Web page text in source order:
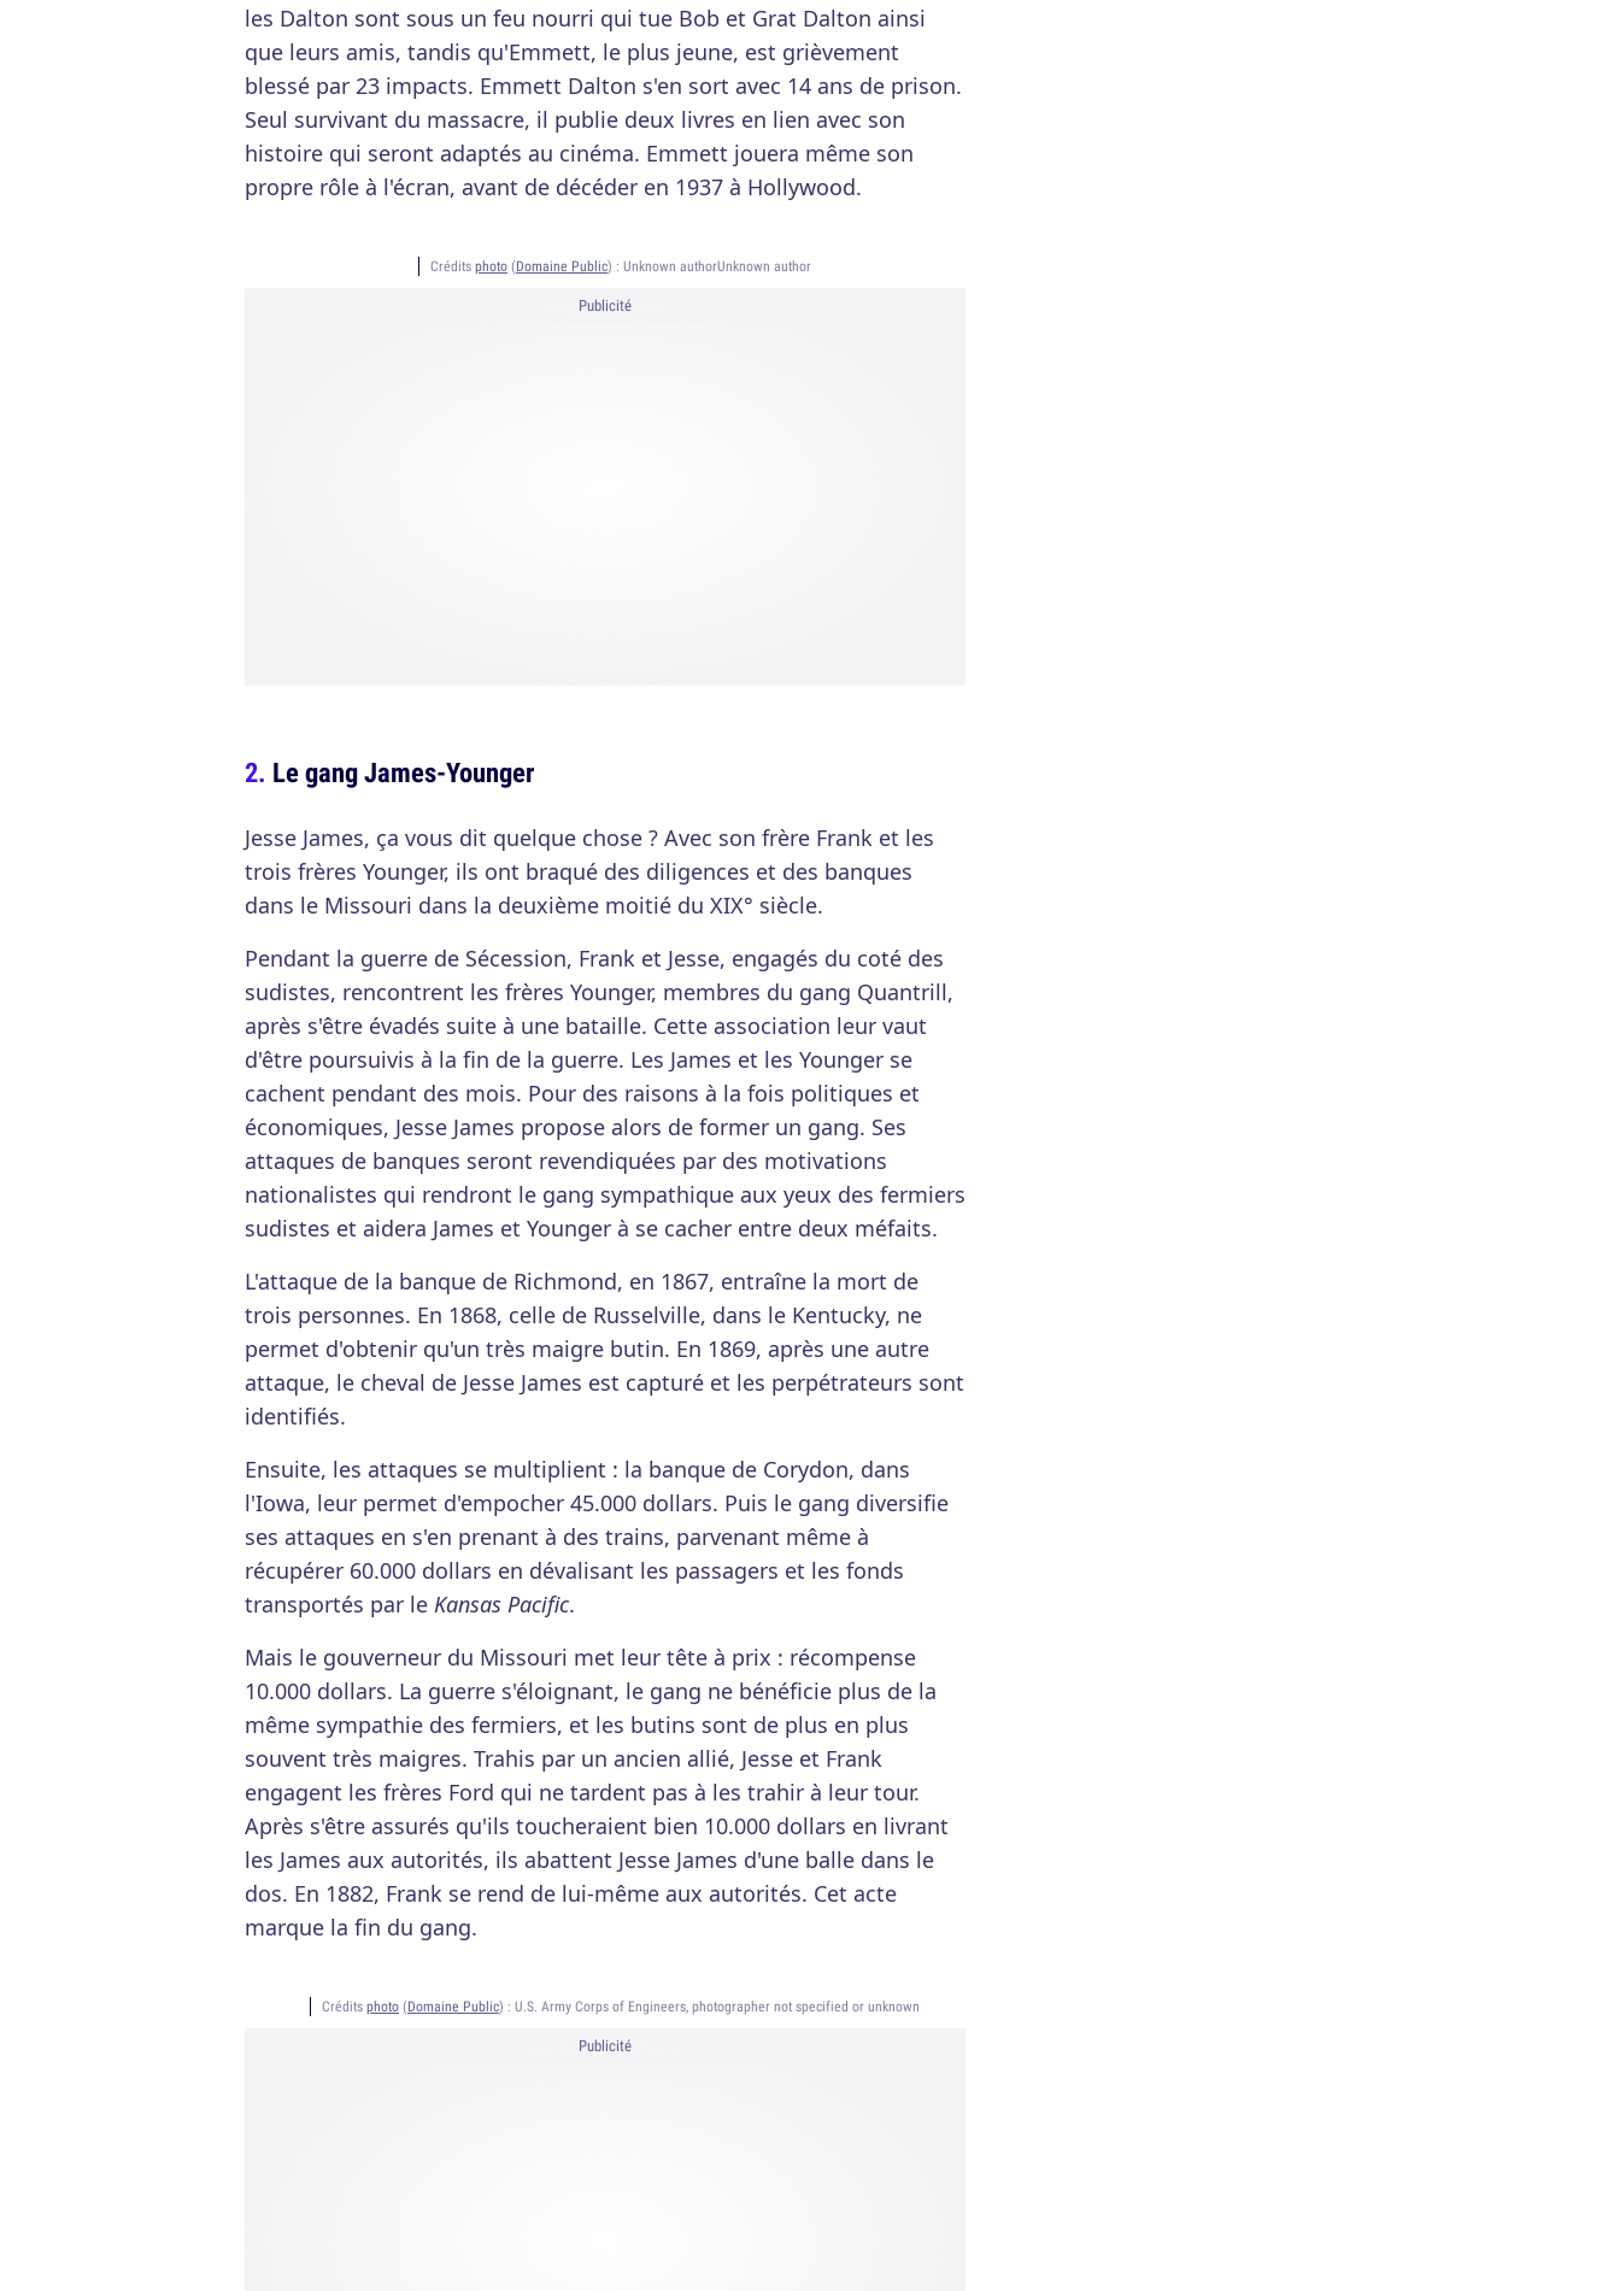
les Dalton sont sous un feu nourri qui tue Bob et Grat Dalton ainsi
que leurs amis, tandis qu'Emmett, le plus jeune, est grièvement
blessé par 23 impacts. Emmett Dalton s'en sort avec 14 ans de prison.
Seul survivant du massacre, il publie deux livres en lien avec son
histoire qui seront adaptés au cinéma. Emmett jouera même son
propre rôle à l'écran, avant de décéder en 1937 à Hollywood.
Crédits photo (Domaine Public) : Unknown authorUnknown author
Publicité
Le gang James-Younger
Jesse James, ça vous dit quelque chose ? Avec son frère Frank et les
trois frères Younger, ils ont braqué des diligences et des banques
dans le Missouri dans la deuxième moitié du XIX° siècle.
Pendant la guerre de Sécession, Frank et Jesse, engagés du coté des
sudistes, rencontrent les frères Younger, membres du gang Quantrill,
après s'être évadés suite à une bataille. Cette association leur vaut
d'être poursuivis à la fin de la guerre. Les James et les Younger se
cachent pendant des mois. Pour des raisons à la fois politiques et
économiques, Jesse James propose alors de former un gang. Ses
attaques de banques seront revendiquées par des motivations
nationalistes qui rendront le gang sympathique aux yeux des fermiers
sudistes et aidera James et Younger à se cacher entre deux méfaits.
L'attaque de la banque de Richmond, en 1867, entraîne la mort de
trois personnes. En 1868, celle de Russelville, dans le Kentucky, ne
permet d'obtenir qu'un très maigre butin. En 1869, après une autre
attaque, le cheval de Jesse James est capturé et les perpétrateurs sont
identifiés.
Ensuite, les attaques se multiplient : la banque de Corydon, dans
l'Iowa, leur permet d'empocher 45.000 dollars. Puis le gang diversifie
ses attaques en s'en prenant à des trains, parvenant même à
récupérer 60.000 dollars en dévalisant les passagers et les fonds
transportés par le Kansas Pacific.
Mais le gouverneur du Missouri met leur tête à prix : récompense
10.000 dollars. La guerre s'éloignant, le gang ne bénéficie plus de la
même sympathie des fermiers, et les butins sont de plus en plus
souvent très maigres. Trahis par un ancien allié, Jesse et Frank
engagent les frères Ford qui ne tardent pas à les trahir à leur tour.
Après s'être assurés qu'ils toucheraient bien 10.000 dollars en livrant
les James aux autorités, ils abattent Jesse James d'une balle dans le
dos. En 1882, Frank se rend de lui-même aux autorités. Cet acte
marque la fin du gang.
Crédits photo (Domaine Public) : U.S. Army Corps of Engineers, photographer not specified or unknown
Publicité